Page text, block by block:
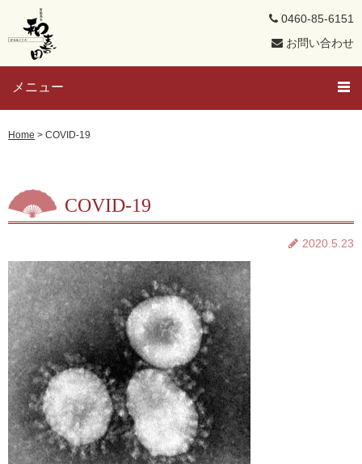
メニュー
メンバー紹介
求人募集
置屋概要
お問い合わせ
0460-85-6151
お問い合わせ
Home > COVID-19
COVID-19
2020.5.23